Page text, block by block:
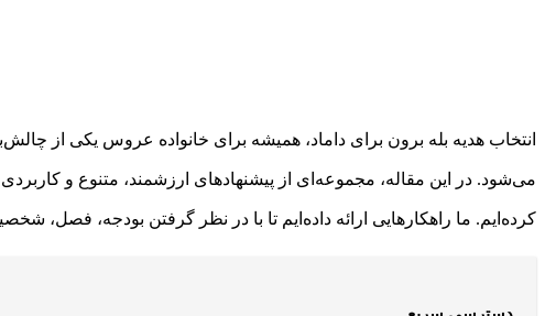
انتخاب هدیه بله برون برای داماد، همیشه برای خانواده عروس یکی از
می‌شود. در این مقاله، مجموعه‌ای از پیشنهادهای ارزشمند، متنوع و
کرده‌ایم. ما راهکارهایی ارائه داده‌ایم تا با در نظر گرفتن بودجه، فصل،